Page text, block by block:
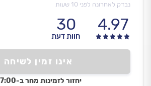
נבדק לאחרונה לפני 10 שעות
4.97
30
חוות דעת
אינו זמין לשיחה
יחזור לזמינות מחר ב-07:00